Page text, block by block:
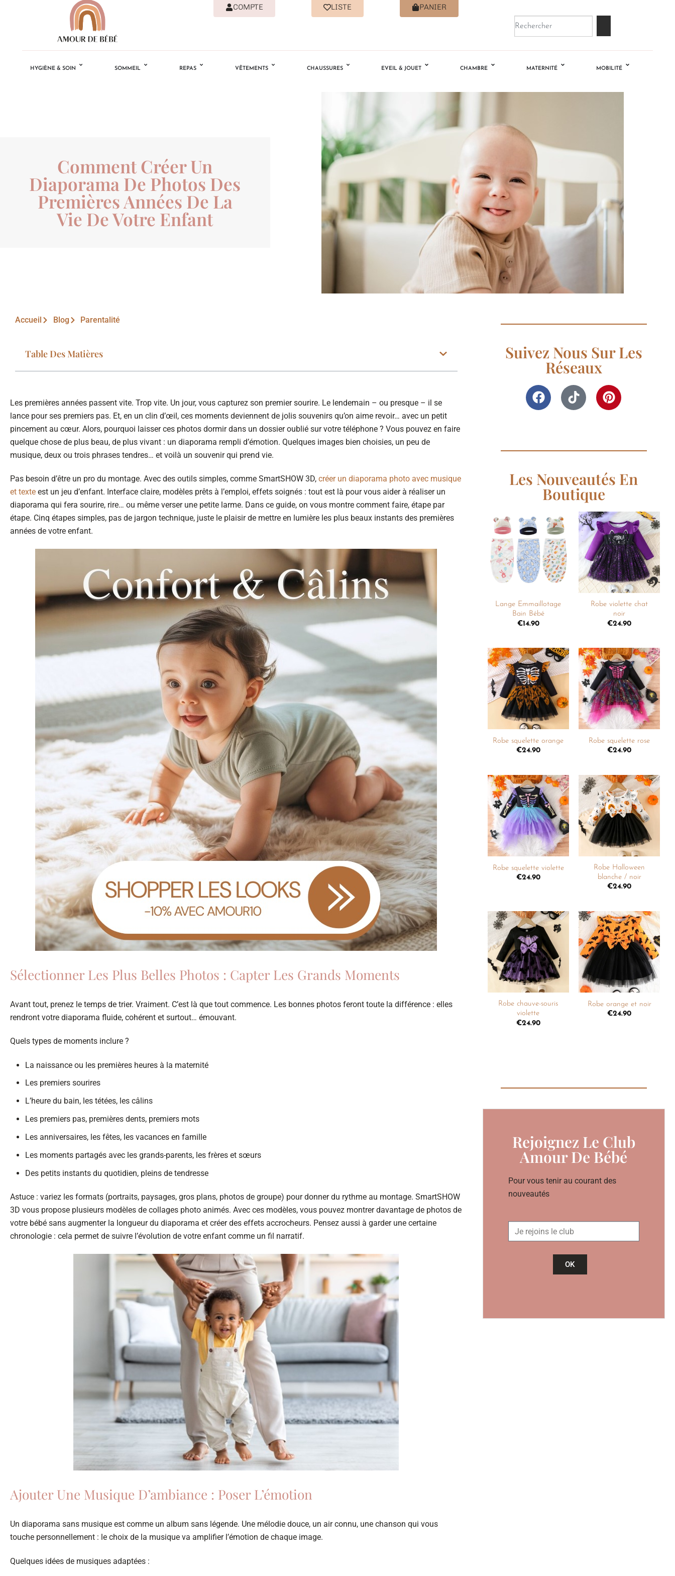
COMPTE LISTE PANIER
HYGIÈNE & SOIN SOMMEIL REPAS VÊTEMENTS CHAUSSURES EVEIL & JOUET CHAMBRE MATERNITÉ MOBILITÉ
Comment Créer Un
Diaporama De Photos Des
Premières Années De La
Vie De Votre Enfant
Accueil Blog Parentalité
Table Des Matières
Les premières années passent vite. Trop vite. Un jour, vous capturez son premier sourire. Le lendemain – ou presque – il se
lance pour ses premiers pas. Et, en un clin d’œil, ces moments deviennent de jolis souvenirs qu’on aime revoir… avec un petit
pincement au cœur. Alors, pourquoi laisser ces photos dormir dans un dossier oublié sur votre téléphone ? Vous pouvez en faire
quelque chose de plus beau, de plus vivant : un diaporama rempli d’émotion. Quelques images bien choisies, un peu de
musique, deux ou trois phrases tendres… et voilà un souvenir qui prend vie.
Pas besoin d’être un pro du montage. Avec des outils simples, comme SmartSHOW 3D, créer un diaporama photo avec musique
et texte est un jeu d’enfant. Interface claire, modèles prêts à l’emploi, effets soignés : tout est là pour vous aider à réaliser un
diaporama qui fera sourire, rire… ou même verser une petite larme. Dans ce guide, on vous montre comment faire, étape par
étape. Cinq étapes simples, pas de jargon technique, juste le plaisir de mettre en lumière les plus beaux instants des premières
années de votre enfant.
Sélectionner Les Plus Belles Photos : Capter Les Grands Moments
Avant tout, prenez le temps de trier. Vraiment. C’est là que tout commence. Les bonnes photos feront toute la différence : elles
rendront votre diaporama fluide, cohérent et surtout… émouvant.
Quels types de moments inclure ?
La naissance ou les premières heures à la maternité
Les premiers sourires
L’heure du bain, les tétées, les câlins
Les premiers pas, premières dents, premiers mots
Les anniversaires, les fêtes, les vacances en famille
Les moments partagés avec les grands-parents, les frères et sœurs
Des petits instants du quotidien, pleins de tendresse
Astuce : variez les formats (portraits, paysages, gros plans, photos de groupe) pour donner du rythme au montage. SmartSHOW
3D vous propose plusieurs modèles de collages photo animés. Avec ces modèles, vous pouvez montrer davantage de photos de
votre bébé sans augmenter la longueur du diaporama et créer des effets accrocheurs. Pensez aussi à garder une certaine
chronologie : cela permet de suivre l’évolution de votre enfant comme un fil narratif.
Ajouter Une Musique D’ambiance : Poser L’émotion
Un diaporama sans musique est comme un album sans légende. Une mélodie douce, un air connu, une chanson qui vous
touche personnellement : le choix de la musique va amplifier l’émotion de chaque image.
Quelques idées de musiques adaptées :
Suivez Nous Sur Les
Réseaux
Les Nouveautés En
Boutique
Ajouter
à la
liste de
souhaits
+
Lange Emmaillotage
Bain Bébé
€14.90
Ajouter
à la
liste de
souhaits
+
Robe violette chat
noir
€24.90
Ajouter
à la
liste de
souhaits
+
Robe squelette orange
€24.90
Ajouter
à la
liste de
souhaits
+
Robe squelette rose
€24.90
Ajouter
à la
liste de
souhaits
Robe squelette violette
€24.90
Ajouter
à la
liste de
souhaits
Robe Halloween
blanche / noir
€24.90
Ajouter
à la
liste de
souhaits
+
Robe chauve-souris
violette
€24.90
Ajouter
à la
liste de
souhaits
+
Robe orange et noir
€24.90
Rejoignez Le Club
Amour De Bébé
Pour vous tenir au courant des
nouveautés
OK